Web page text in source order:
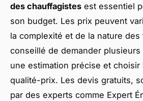
des chauffagistes est essentiel
son budget. Les prix peuvent
la complexité et de la nature des
conseillé de demander
une estimation précise et
qualité-prix. Les devis gratuits,
par des experts comme Expert